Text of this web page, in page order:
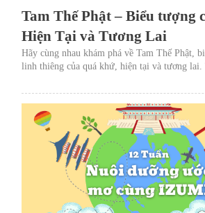
Tam Thế Phật – Biểu tượng
Hiện Tại và Tương Lai
Hãy cùng nhau khám phá về Tam Thế Phật,
linh thiêng của quá khứ, hiện tại và tương lai.